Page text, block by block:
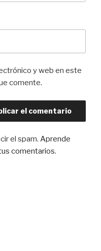
y web en este
comente.
el spam. Aprende
comentarios.